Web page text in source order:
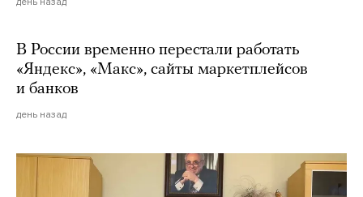
В России временно перестали работать
«Яндекс», «Макс», сайты маркетплейсов
и банков
день назад